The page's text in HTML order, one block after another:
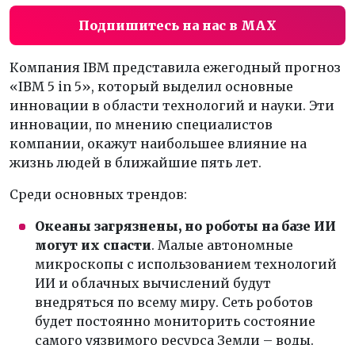
Подпишитесь на нас в MAX
Компания IBM представила ежегодный прогноз
«IBM 5 in 5», который выделил основные
инновации в области технологий и науки. Эти
инновации, по мнению специалистов
компании, окажут наибольшее влияние на
жизнь людей в ближайшие пять лет.
Среди основных трендов:
Океаны загрязнены, но роботы на базе ИИ
могут их спасти. Малые автономные
микроскопы с использованием технологий
ИИ и облачных вычислений будут
внедряться по всему миру. Сеть роботов
будет постоянно мониторить состояние
самого уязвимого ресурса Земли – воды.